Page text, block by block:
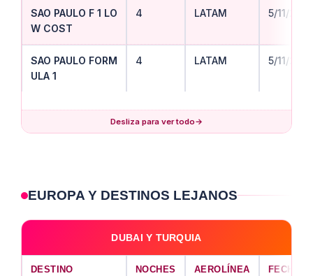
SAO PAULO F 1 LO
W COST
4 LATAM 5/11/
SAO PAULO FORM
ULA 1
4 LATAM 5/11/
Desliza para ver todo→
EUROPA Y DESTINOS LEJANOS
DUBAI Y TURQUIA
DESTINO NOCHES AEROLÍNEA FECHA